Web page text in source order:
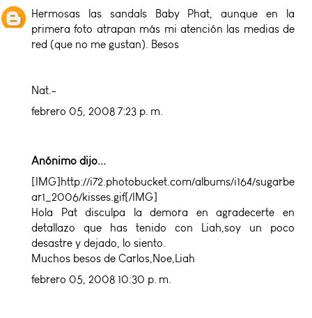
Hermosas las sandals Baby Phat, aunque en la
primera foto atrapan más mi atención las medias de
red (que no me gustan). Besos
Nat.-
febrero 05, 2008 7:23 p. m.
Anónimo dijo...
[IMG]http://i72.photobucket.com/albums/i164/sugarbe
ar1_2006/kisses.gif[/IMG]
Hola Pat disculpa la demora en agradecerte en
detallazo que has tenido con Liah,soy un poco
desastre y dejado, lo siento.
Muchos besos de Carlos,Noe,Liah
febrero 05, 2008 10:30 p. m.